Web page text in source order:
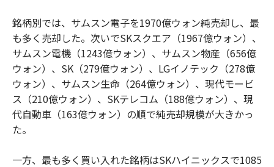
銘柄別では、サムスン電子を1970億ウォン純売却し、最
も多く売却した。次いでSKスクエア（1967億ウォン）、
サムスン電機（1243億ウォン）、サムスン物産（656億
ウォン）、SK（279億ウォン）、LGイノテック（278億
ウォン）、サムスン生命（264億ウォン）、現代モービ
ス（210億ウォン）、SKテレコム（188億ウォン）、現
代自動車（163億ウォン）の順で純売却規模が大きかっ
た。
一方、最も多く買い入れた銘柄はSKハイニックスで1085